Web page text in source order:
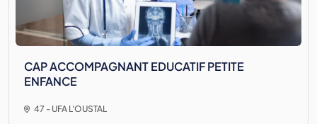
CAP ACCOMPAGNANT EDUCATIF PETITE
ENFANCE
47 - UFA L'OUSTAL